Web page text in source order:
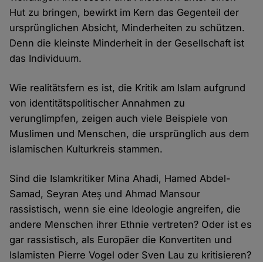
Hut zu bringen, bewirkt im Kern das Gegenteil der
ursprünglichen Absicht, Minderheiten zu schützen.
Denn die kleinste Minderheit in der Gesellschaft ist
das Individuum.
Wie realitätsfern es ist, die Kritik am Islam aufgrund
von identitätspolitischer Annahmen zu
verunglimpfen, zeigen auch viele Beispiele von
Muslimen und Menschen, die ursprünglich aus dem
islamischen Kulturkreis stammen.
Sind die Islamkritiker Mina Ahadi, Hamed Abdel-
Samad, Seyran Ateş und Ahmad Mansour
rassistisch, wenn sie eine Ideologie angreifen, die
andere Menschen ihrer Ethnie vertreten? Oder ist es
gar rassistisch, als Europäer die Konvertiten und
Islamisten Pierre Vogel oder Sven Lau zu kritisieren?